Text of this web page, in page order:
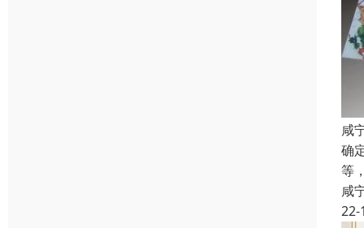
咸
确
等
咸
22-